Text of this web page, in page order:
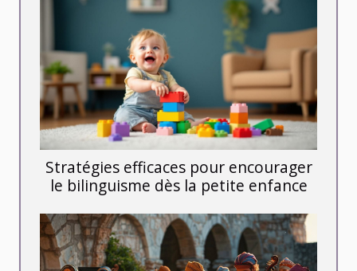
Stratégies efficaces pour encourager
le bilinguisme dès la petite enfance